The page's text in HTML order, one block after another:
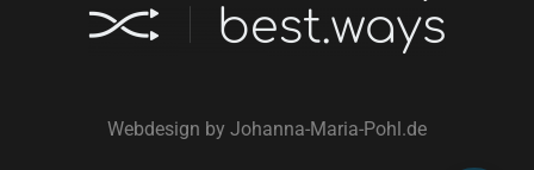
Webdesign by Johanna-Maria-Pohl.de